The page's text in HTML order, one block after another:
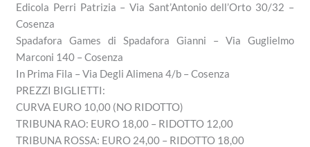
Edicola Perri Patrizia – Via Sant’Antonio dell’Orto 30/32 –
Cosenza
Spadafora Games di Spadafora Gianni – Via Guglielmo
Marconi 140 – Cosenza
In Prima Fila – Via Degli Alimena 4/b – Cosenza
PREZZI BIGLIETTI:
CURVA EURO 10,00 (NO RIDOTTO)
TRIBUNA RAO: EURO 18,00 – RIDOTTO 12,00
TRIBUNA ROSSA: EURO 24,00 – RIDOTTO 18,00